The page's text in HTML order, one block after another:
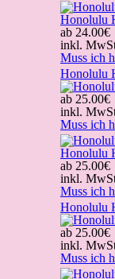
Honolulu
ab 24.00€
inkl.
Muss ich
Honolulu
ab 25.00€
inkl.
Muss ich
Honolulu
ab 25.00€
inkl.
Muss ich
Honolulu
ab 25.00€
inkl.
Muss ich